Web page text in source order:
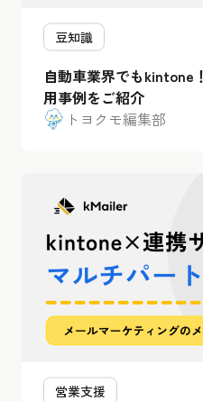
豆知識
自動車業界でもkintone
用事例をご紹介
トヨクモ編集部
営業支援